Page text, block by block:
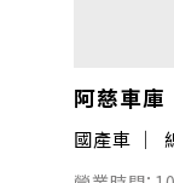
阿慈車庫
國產車